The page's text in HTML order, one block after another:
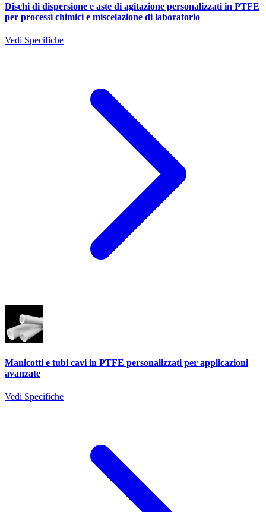
Dischi di dispersione e aste di agitazione personalizzati in PTFE
per processi chimici e miscelazione di laboratorio
Vedi Specifiche
Manicotti e tubi cavi in PTFE personalizzati per applicazioni
avanzate
Vedi Specifiche